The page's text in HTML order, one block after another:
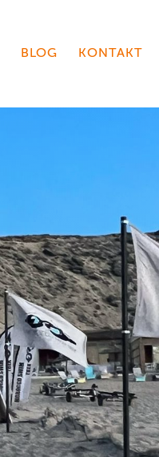
BLOG KONTAKT